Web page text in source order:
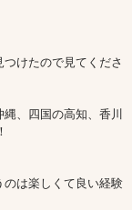
けたので見てくださ
、四国の高知、香川
は楽しくて良い経験